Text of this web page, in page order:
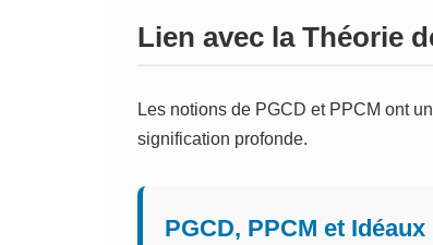
Lien avec la Théorie
Les notions de PGCD et PPCM ont
signification profonde.
PGCD, PPCM et Idéaux